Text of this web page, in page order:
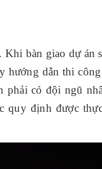
bàn giao dự án
hướng dẫn thi
phải có đội ngũ
quy định được